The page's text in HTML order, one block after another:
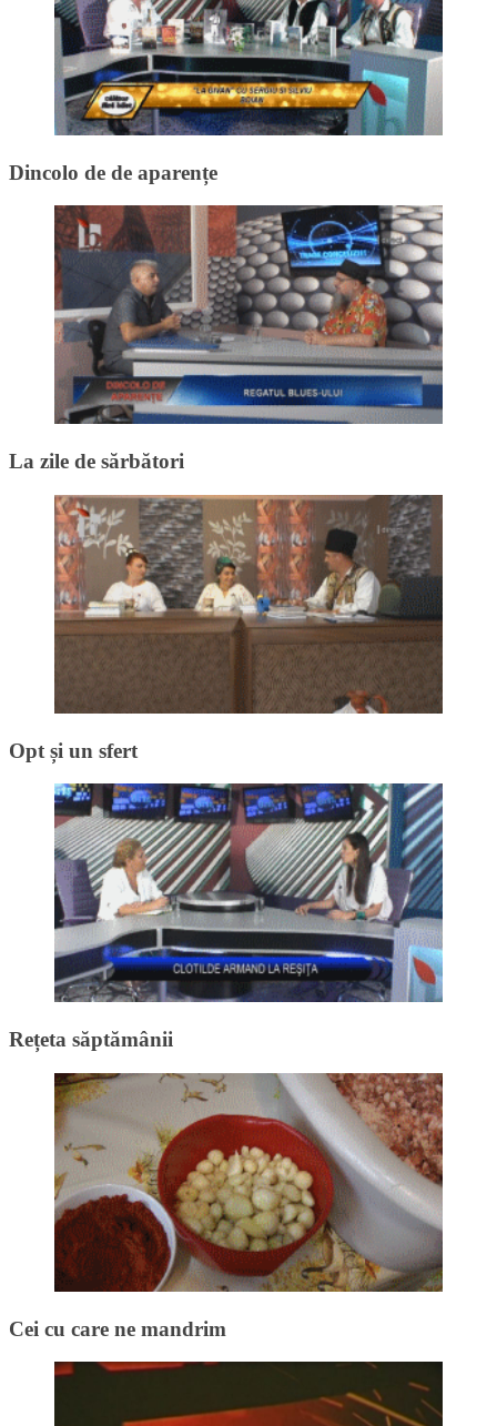
Dincolo de de aparențe
La zile de sărbători
Opt și un sfert
Rețeta săptămânii
Cei cu care ne mandrim